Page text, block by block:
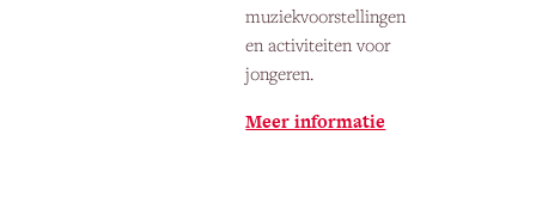
muziekvoorstellingen
en activiteiten voor
jongeren.
Meer informatie